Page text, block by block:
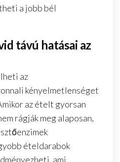
a jobb bél
távú hatásai az
az
kényelmetlenséget
az ételt gyorsan
rágják meg alaposan,
ételdarabok
ami